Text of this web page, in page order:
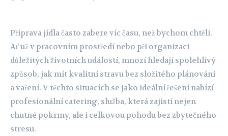
Příprava jídla často zabere víc času, než bychom chtěli.
Ať už v pracovním prostředí nebo při organizaci
důležitých životních událostí, mnozí hledají spolehlivý
způsob, jak mít kvalitní stravu bez složitého plánování
a vaření. V těchto situacích se jako ideální řešení nabízí
profesionální catering, služba, která zajistí nejen
chutné pokrmy, ale i celkovou pohodu bez zbytečného
stresu.